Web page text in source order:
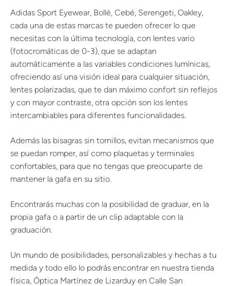
Adidas Sport Eyewear, Bollè, Cebé, Serengeti, Oakley,
cada una de estas marcas te pueden ofrecer lo que
necesitas con la última tecnología, con lentes vario
(fotocromáticas de 0-3), que se adaptan
automáticamente a las variables condiciones lumínicas,
ofreciendo así una visión ideal para cualquier situación,
lentes polarizadas, que te dan máximo confort sin reflejos
y con mayor contraste, otra opción son los lentes
intercambiables para diferentes funcionalidades.
Además las bisagras sin tornillos, evitan mecanismos que
se puedan romper, así como plaquetas y terminales
confortables, para que no tengas que preocuparte de
mantener la gafa en su sitio.
Encontrarás muchas con la posibilidad de graduar, en la
propia gafa o a partir de un clip adaptable con la
graduación.
Un mundo de posibilidades, personalizables y hechas a tu
medida y todo ello lo podrás encontrar en nuestra tienda
física, Óptica Martínez de Lizarduy en Calle San